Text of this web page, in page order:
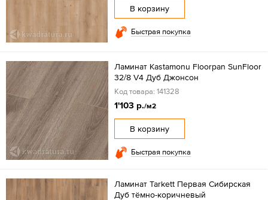
В корзину
Быстрая покупка
Ламинат Kastamonu Floorpan SunFloor
32/8 V4 Дуб Джонсон
Код товара: 141328
1'103 р./м2
В корзину
Быстрая покупка
Ламинат Tarkett Первая Сибирская
Дуб тёмно-коричневый